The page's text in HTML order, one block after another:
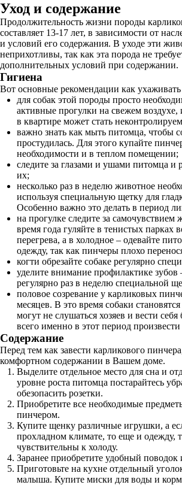
Уход и содержание
Продолжительность жизни породы
составляет 13-17 лет, в зависимости от
и условий его содержания. В уходе эти
неприхотливы, так как эта порода не
дополнительных условий при содержании.
Гигиена
Вот основные рекомендации как
для собак этой породы просто
активные прогулки на свежем воздухе,
в квартире может стать
важно знать как мыть питомца, чтобы
простудилась. Для этого купайте
необходимости и в теплом помещении;
следите за глазами и ушами питомца и
их;
несколько раз в неделю животное
используя специальную щетку для
Особенно важно это делать в период
на прогулке следите за самочувствием
время года гуляйте в тенистых парках
перегрева, а в холодное – одевайте
одежду, так как пинчеры плохо
когти обрезайте собаке регулярно
уделите внимание профилактике зубов
регулярно раз в неделю специальной
половое созревание у карликовых
месяцев. В это время собаки
могут не слушаться хозяев и вести
всего именно в этот период
Содержание
Перед тем как завести карликового
комфортном содержании в Вашем доме.
Выделите отдельное место для сна и
уровне роста питомца постарайтесь
обезопасить розетки.
Приобретите все необходимые
пинчером.
Купите щенку различные игрушки, а
прохладном климате, то еще и одежду,
чувствительны к холоду.
Заранее приобретите удобный
Приготовьте на кухне отдельный
малыша. Купите миски для воды и